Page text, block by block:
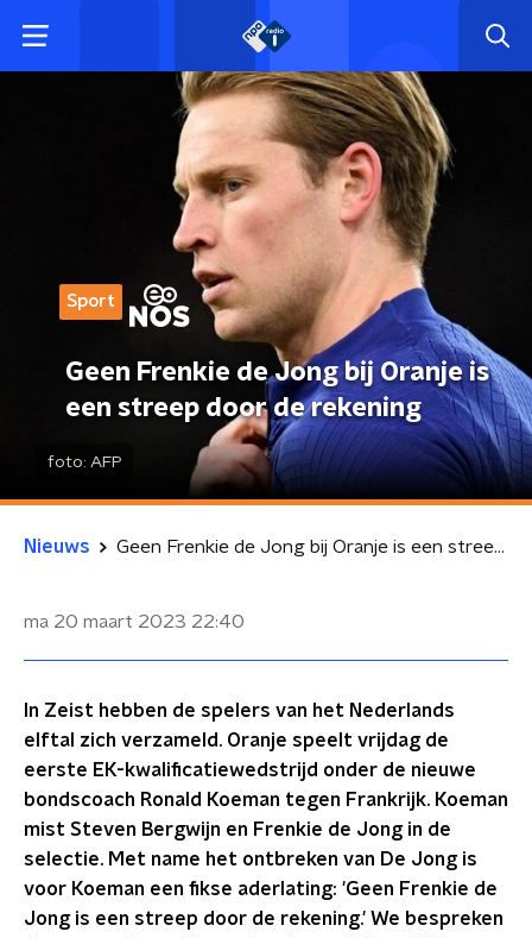
Sport
Geen Frenkie de Jong bij Oranje is
een streep door de rekening
foto: AFP
Nieuws Geen Frenkie de Jong bij Oranje is een streep door de rekening
ma 20 maart 2023 22:40
In Zeist hebben de spelers van het Nederlands
elftal zich verzameld. Oranje speelt vrijdag de
eerste EK-kwalificatiewedstrijd onder de nieuwe
bondscoach Ronald Koeman tegen Frankrijk. Koeman
mist Steven Bergwijn en Frenkie de Jong in de
selectie. Met name het ontbreken van De Jong is
voor Koeman een fikse aderlating: 'Geen Frenkie de
Jong is een streep door de rekening.' We bespreken